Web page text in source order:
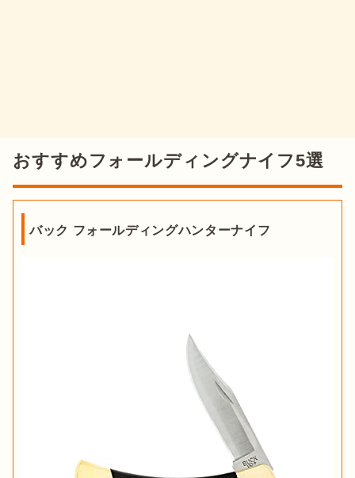
おすすめフォールディングナイフ5選
バック フォールディングハンターナイフ